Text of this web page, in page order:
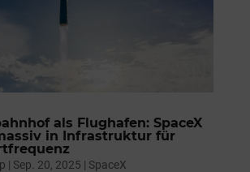
als Flughafen: SpaceX
in Infrastruktur für
| Sep. 20, 2025 | SpaceX